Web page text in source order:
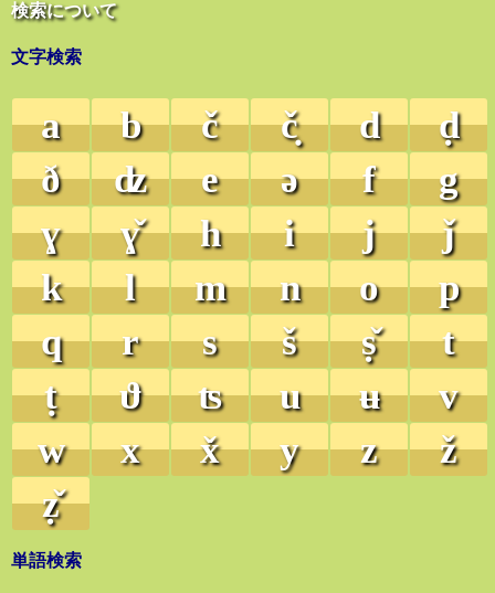
検索について
文字検索
a b č č̣ d
ḍ
ð
ʣ e ə f
g
ɣ
ɣ̌ h i j
ǰ
k
l m n o
p
q
r s š ṣ̌
t
ṭ
ϑ ʦ u ʉ
v
w
x x̌ y z
ž
ẓ̌
単語検索